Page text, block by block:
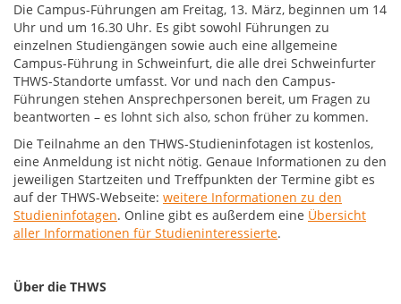
Die Campus-Führungen am Freitag, 13. März, beginnen um 14
Uhr und um 16.30 Uhr. Es gibt sowohl Führungen zu
einzelnen Studiengängen sowie auch eine allgemeine
Campus-Führung in Schweinfurt, die alle drei Schweinfurter
THWS-Standorte umfasst. Vor und nach den Campus-
Führungen stehen Ansprechpersonen bereit, um Fragen zu
beantworten – es lohnt sich also, schon früher zu kommen.
Die Teilnahme an den THWS-Studieninfotagen ist kostenlos,
eine Anmeldung ist nicht nötig. Genaue Informationen zu den
jeweiligen Startzeiten und Treffpunkten der Termine gibt es
auf der THWS-Webseite: weitere Informationen zu den
Studieninfotagen. Online gibt es außerdem eine Übersicht
aller Informationen für Studieninteressierte.
Über die THWS